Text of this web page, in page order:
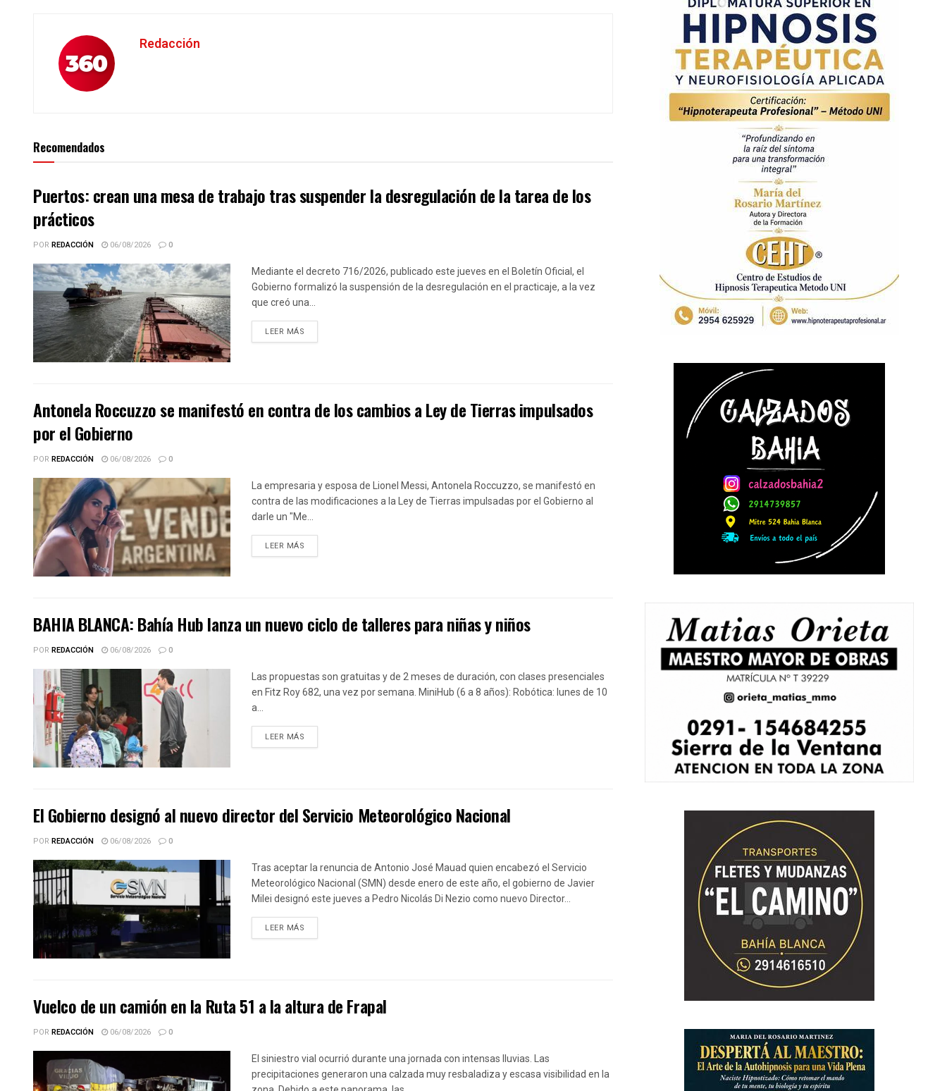
Redacción
Recomendados
Puertos: crean una mesa de trabajo tras suspender la desregulación de la tarea de los
prácticos
POR REDACCIÓN 06/08/2026 0
Mediante el decreto 716/2026, publicado este jueves en el Boletín Oficial, el
Gobierno formalizó la suspensión de la desregulación en el practicaje, a la vez
que creó una...
LEER MÁS
Antonela Roccuzzo se manifestó en contra de los cambios a Ley de Tierras impulsados
por el Gobierno
POR REDACCIÓN 06/08/2026 0
La empresaria y esposa de Lionel Messi, Antonela Roccuzzo, se manifestó en
contra de las modificaciones a la Ley de Tierras impulsadas por el Gobierno al
darle un "Me...
LEER MÁS
BAHIA BLANCA: Bahía Hub lanza un nuevo ciclo de talleres para niñas y niños
POR REDACCIÓN 06/08/2026 0
Las propuestas son gratuitas y de 2 meses de duración, con clases presenciales
en Fitz Roy 682, una vez por semana. MiniHub (6 a 8 años): Robótica: lunes de 10
a...
LEER MÁS
El Gobierno designó al nuevo director del Servicio Meteorológico Nacional
POR REDACCIÓN 06/08/2026 0
Tras aceptar la renuncia de Antonio José Mauad quien encabezó el Servicio
Meteorológico Nacional (SMN) desde enero de este año, el gobierno de Javier
Milei designó este jueves a Pedro Nicolás Di Nezio como nuevo Director...
LEER MÁS
Vuelco de un camión en la Ruta 51 a la altura de Frapal
POR REDACCIÓN 06/08/2026 0
El siniestro vial ocurrió durante una jornada con intensas lluvias. Las
precipitaciones generaron una calzada muy resbaladiza y escasa visibilidad en la